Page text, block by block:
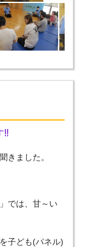
‼
きました。
では、甘～い
子ども(パネル)